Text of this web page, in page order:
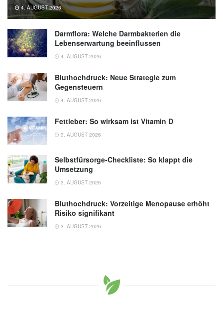
4. AUGUST 2026
Darmflora: Welche Darmbakterien die
Lebenserwartung beeinflussen
4. AUGUST 2026
Bluthochdruck: Neue Strategie zum
Gegensteuern
4. AUGUST 2026
Fettleber: So wirksam ist Vitamin D
3. AUGUST 2026
Selbstfürsorge-Checkliste: So klappt die
Umsetzung
3. AUGUST 2026
Bluthochdruck: Vorzeitige Menopause erhöht
Risiko signifikant
3. AUGUST 2026